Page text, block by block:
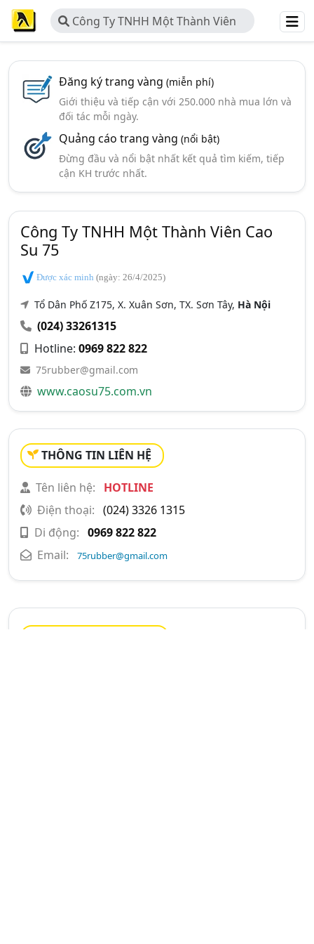
Công Ty TNHH Một Thành Viên
Cao Su 75
Đăng ký trang vàng (miễn phí)
Giới thiệu và tiếp cận với 250.000 nhà mua lớn và
đối tác mỗi ngày.
Quảng cáo trang vàng (nổi bật)
Đừng đầu và nổi bật nhất kết quả tìm kiếm, tiếp
cận KH trước nhất.
Công Ty TNHH Một Thành Viên Cao
Su 75
Được xác minh (ngày: 26/4/2025)
Tổ Dân Phố Z175, X. Xuân Sơn, TX. Sơn Tây, Hà Nội
(024) 33261315
Hotline: 0969 822 822
75rubber@gmail.com
www.caosu75.com.vn
THÔNG TIN LIÊN HỆ
Tên liên hệ:
HOTLINE
Điện thoại: (024) 3326 1315
Di động: 0969 822 822
Email:
75rubber@gmail.com